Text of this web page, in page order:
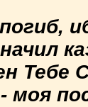
Тебе
моя